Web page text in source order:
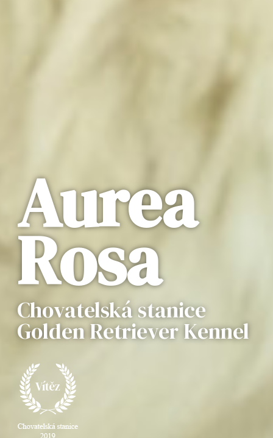
Aurea
Rosa
Chovatelská stanice
Golden Retriever Kennel